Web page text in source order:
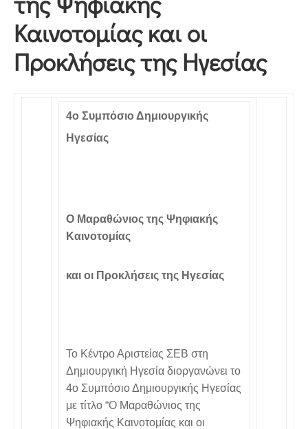
Επικοινωνία
Καινοτομίας και οι
Προκλήσεις της Ηγεσίας
4ο Συμπόσιο Δημιουργικής
Ηγεσίας
Ο Μαραθώνιος της Ψηφιακής
Καινοτομίας
και οι Προκλήσεις της Ηγεσίας
Το Κέντρο Αριστείας ΣΕΒ στη
Δημιουργική Ηγεσία διοργανώνει το
4ο Συμπόσιο Δημιουργικής Ηγεσίας
με τίτλο “Ο Μαραθώνιος της
Ψηφιακής Καινοτομίας και οι